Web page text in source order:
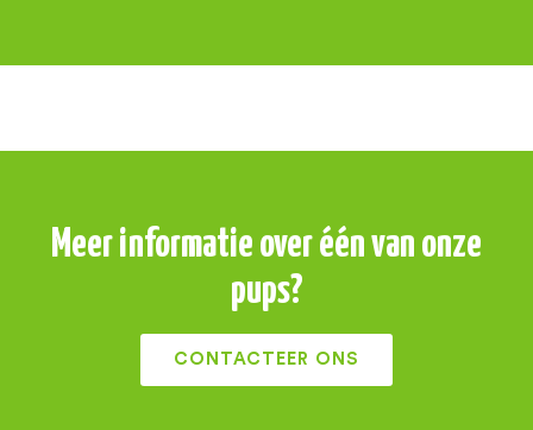
Meer informatie over één van onze
pups?
CONTACTEER ONS